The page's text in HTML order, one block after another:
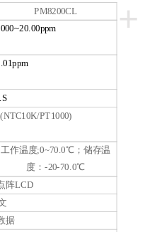
+
PM8200CL
PT1000)
工作温度;0~70.0℃；储存温
度：-20-70.0℃
阵LCD
据